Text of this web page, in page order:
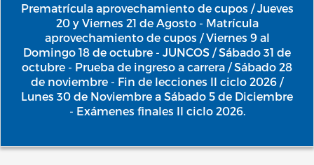
Prematrícula aprovechamiento de cupos / Jueves
20 y Viernes 21 de Agosto - Matrícula
aprovechamiento de cupos / Viernes 9 al
Domingo 18 de octubre - JUNCOS / Sábado 31 de
octubre - Prueba de ingreso a carrera / Sábado 28
de noviembre - Fin de lecciones II ciclo 2026 /
Lunes 30 de Noviembre a Sábado 5 de Diciembre
- Exámenes finales II ciclo 2026.